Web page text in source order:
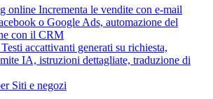
online Incrementa le vendite con e-mail
o Google Ads, automazione del
con il CRM
Testi accattivanti generati su richiesta,
IA, istruzioni dettagliate, traduzione di
Siti e negozi